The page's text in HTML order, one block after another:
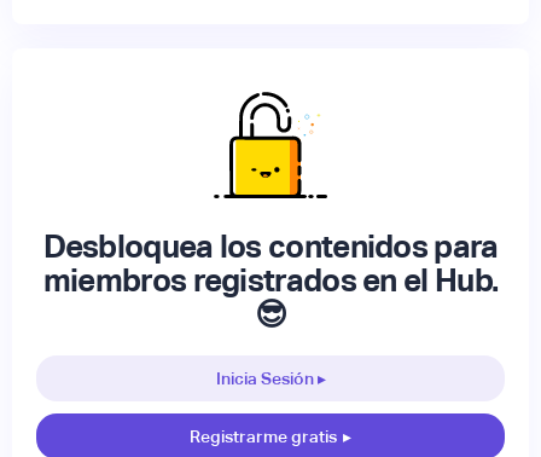
Desbloquea los contenidos para
miembros registrados en el Hub.
😎
Inicia Sesión ▸
Registrarme gratis ▸